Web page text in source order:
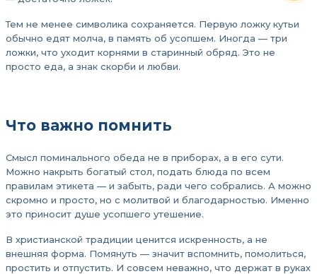
Тем не менее символика сохраняется. Первую ложку кутьи
обычно едят молча, в память об усопшем. Иногда — три
ложки, что уходит корнями в старинный обряд. Это не
просто еда, а знак скорби и любви.
Что важно помнить
Смысл поминального обеда не в приборах, а в его сути.
Можно накрыть богатый стол, подать блюда по всем
правилам этикета — и забыть, ради чего собрались. А можно
скромно и просто, но с молитвой и благодарностью. Именно
это приносит душе усопшего утешение.
В христианской традиции ценится искренность, а не
внешняя форма. Помянуть — значит вспомнить, помолиться,
простить и отпустить. И совсем неважно, что держат в руках